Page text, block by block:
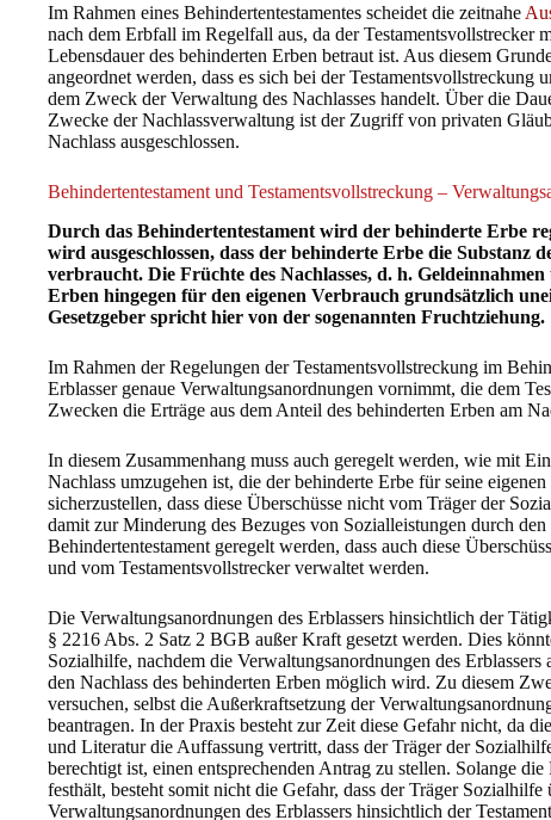
Im Rahmen eines Behindertentestamentes scheidet die zeitnahe
nach dem Erbfall im Regelfall aus, da der Testamentsvollstrecker
Lebensdauer des behinderten Erben betraut ist. Aus diesem
angeordnet werden, dass es sich bei der Testamentsvollstreckung
dem Zweck der Verwaltung des Nachlasses handelt. Über die
Zwecke der Nachlassverwaltung ist der Zugriff von privaten
Nachlass ausgeschlossen.
Behindertentestament und Testamentsvollstreckung –
Durch das Behindertentestament wird der behinderte Erbe
wird ausgeschlossen, dass der behinderte Erbe die Substanz
verbraucht. Die Früchte des Nachlasses, d. h.
Erben hingegen für den eigenen Verbrauch grundsätzlich
Gesetzgeber spricht hier von der sogenannten Fruchtziehung.
Im Rahmen der Regelungen der Testamentsvollstreckung im
Erblasser genaue Verwaltungsanordnungen vornimmt, die dem
Zwecken die Erträge aus dem Anteil des behinderten Erben am
In diesem Zusammenhang muss auch geregelt werden, wie mit
Nachlass umzugehen ist, die der behinderte Erbe für seine
sicherzustellen, dass diese Überschüsse nicht vom Träger der
damit zur Minderung des Bezuges von Sozialleistungen durch
Behindertentestament geregelt werden, dass auch diese
und vom Testamentsvollstrecker verwaltet werden.
Die Verwaltungsanordnungen des Erblassers hinsichtlich der
§ 2216 Abs. 2 Satz 2 BGB außer Kraft gesetzt werden. Dies
Sozialhilfe, nachdem die Verwaltungsanordnungen des
den Nachlass des behinderten Erben möglich wird. Zu diesem
versuchen, selbst die Außerkraftsetzung der
beantragen. In der Praxis besteht zur Zeit diese Gefahr nicht, da
und Literatur die Auffassung vertritt, dass der Träger der
berechtigt ist, einen entsprechenden Antrag zu stellen. Solange
festhält, besteht somit nicht die Gefahr, dass der Träger
Verwaltungsanordnungen des Erblassers hinsichtlich der